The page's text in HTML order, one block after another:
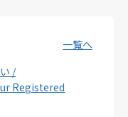
一覧へ
/
Registered